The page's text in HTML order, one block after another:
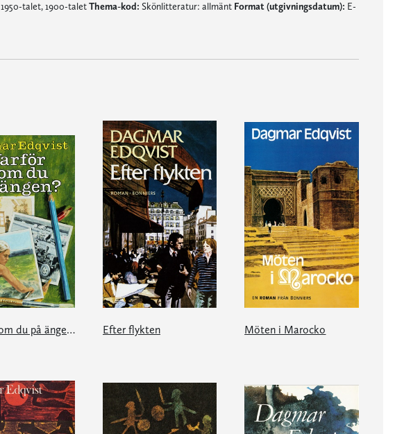
1950-talet, 1900-taletThema-kod: Skönlitteratur: allmänt Format (utgivningsdatum): E-
Varför kom du på ängen? Efter flykten Möten i Marocko